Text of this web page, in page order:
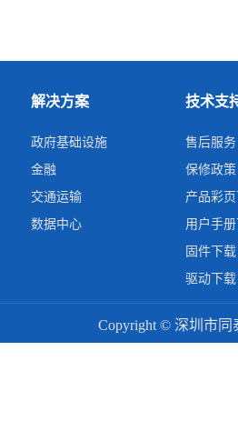
解决方案
政府基础设施
金融
交通运输
数据中心
技术支
售后服务
保修政策
产品彩
用户手
固件下载
驱动下载
Copyright © 深圳市同